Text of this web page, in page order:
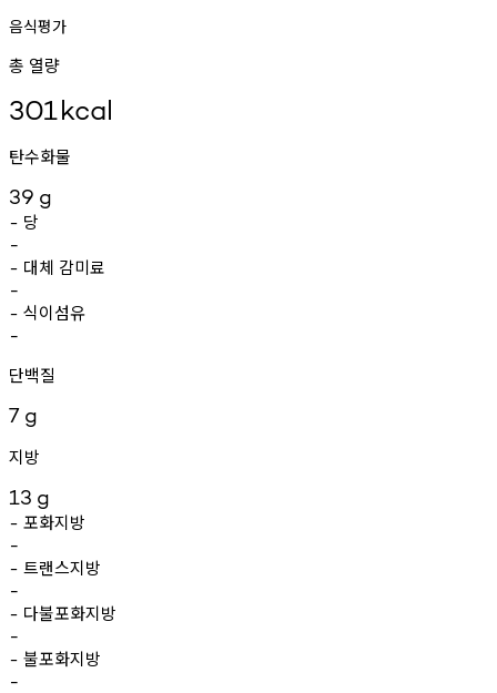
음식평가
총 열량
301kcal
탄수화물
39 g
- 당
-
- 대체 감미료
-
- 식이섬유
-
단백질
7 g
지방
13 g
- 포화지방
-
- 트랜스지방
-
- 다불포화지방
-
- 불포화지방
-